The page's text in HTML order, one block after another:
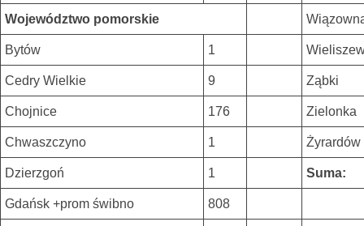
Województwo pomorskie
Bytów 1
Cedry Wielkie 9 Ząbki
Chojnice 176 Zielonka
Chwaszczyno 1 Żyrardów
Dzierzgoń 1 Suma:
Gdańsk +prom świbno 808